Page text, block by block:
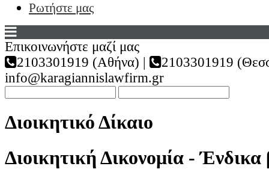
Ρωτήστε μας
Επικοινωνήστε μαζί μας
2103301919 (Αθήνα) |
2103301919
info@karagiannislawfirm.gr
Διοικητικό Δίκαιο
Διοικητική Δικονομία -